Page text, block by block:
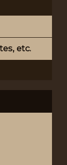
etc.